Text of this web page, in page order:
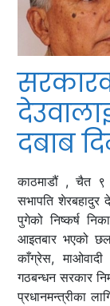
दबाब
काठमाडौं , चैत ९
सभापति शेरबहादुर
पुगेको निष्कर्ष
आइतबार भएको
काँग्रेस,
गठबन्धन सरकार
प्रधानमन्त्रीका